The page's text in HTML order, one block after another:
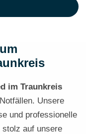
im Traunkreis
Unsere
und professionelle
auf unsere